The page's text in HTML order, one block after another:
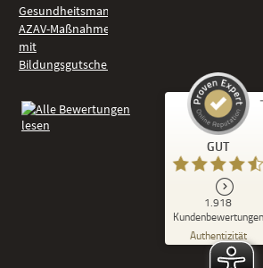
Gesundheitsmanagement
AZAV-Maßnahmen
mit
Bildungsgutschein
GUT
1.918
Kundenbewertungen
Authentizität
Kundenbewertungen und Erfahrungen zu
DeLSt - Deutsches eLearning Studieninstitut
92
%
Empfehlungen auf
ProvenExpert.com